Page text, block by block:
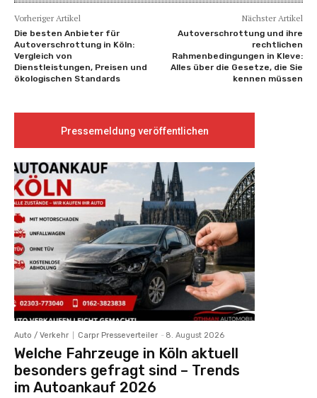
Vorheriger Artikel
Die besten Anbieter für
Autoverschrottung in Köln:
Vergleich von
Dienstleistungen, Preisen und
ökologischen Standards
Nächster Artikel
Autoverschrottung und ihre
rechtlichen
Rahmenbedingungen in Kleve:
Alles über die Gesetze, die Sie
kennen müssen
Pressemeldung veröffentlichen
Auto / Verkehr Carpr Presseverteiler - 8. August 2026
Welche Fahrzeuge in Köln aktuell
besonders gefragt sind – Trends
im Autoankauf 2026